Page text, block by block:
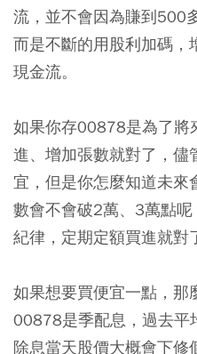
流，並不會因為賺到500
而是不斷的用股利加碼，
現金流。
如果你存00878是為了將
進、增加張數就對了 ，
宜，但是你怎麼知道未來
數會不會破2萬、3萬點
紀律，定期定額買進就對
如果想要買便宜一點，那
00878是季配息，過去平
除息當天股價大概會下